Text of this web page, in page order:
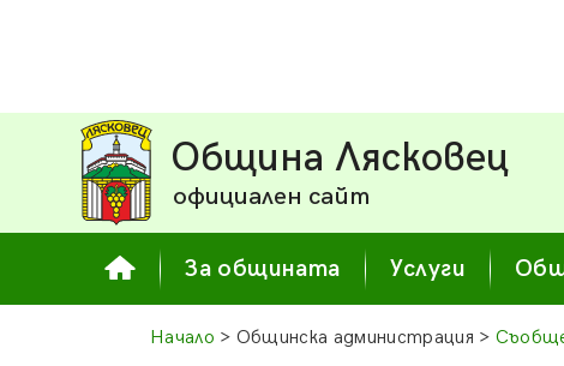
Община Лясковец
официален сайт
За общината Услуги
Начало > Общинска администрация >